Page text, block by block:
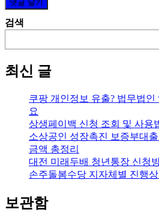
검색
최신 글
쿠팡 개인정보 유출? 법무법
요
상생페이백 신청 조회 및 사용
소상공인 성장촉진 보증부대
금액 총정리
대전 미래두배 청년통장 신청
손주돌봄수당 지자체별 진행
보관함